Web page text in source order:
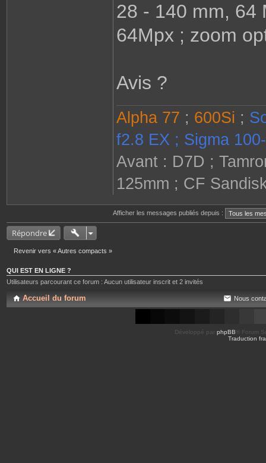
28 - 140 mm, 64
64Mpx ; zoom
Avis ?
Alpha 77 ; 600Si ;
f2.8 EX ; Sigma
Avant : D7D ;
125mm ; CF
Afficher les messages publiés depuis :
Répondre
Revenir vers « Autres compacts »
QUI EST EN LIGNE ?
Utilisateurs parcourant ce forum : Aucun utilisateur inscrit et 2 invités
Accueil du forum Nous
Développé par phpBB ® Forum
Traduction